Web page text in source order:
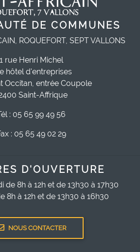
DE COMMUNES
ROQUEFORT, SEPT VALLONS
1 rue Henri Michel
hôtel d'entreprises
Occitan, entrée Coupole
Saint-Affrique
: 05 65 99 49 56
: 05 65 49 02 29
D'OUVERTURE
de 8h à 12h et de 13h30 à 17h30
8h à 12h et de 13h30 à 16h30
NOUS CONTACTER